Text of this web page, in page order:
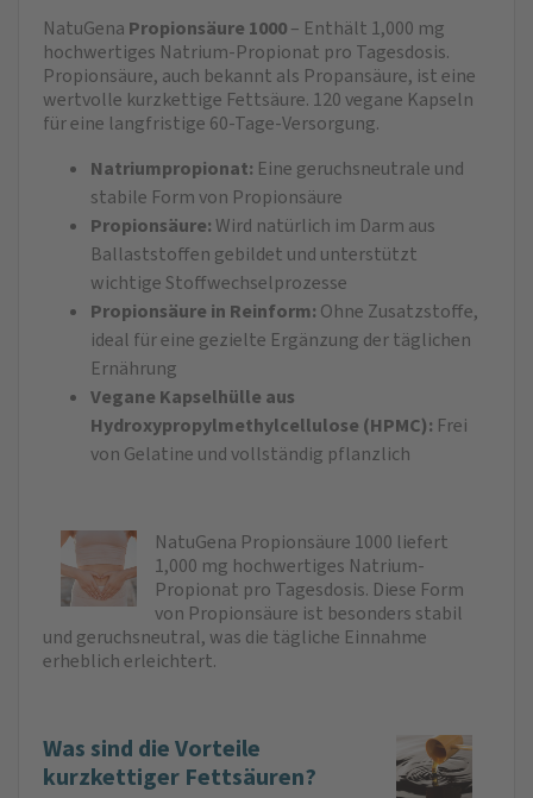
NatuGena Propionsäure 1000– Enthält 1,000 mg
hochwertiges Natrium-Propionat pro Tagesdosis.
Propionsäure, auch bekannt als Propansäure, ist eine
wertvolle kurzkettige Fettsäure. 120 vegane Kapseln
für eine langfristige 60-Tage-Versorgung.
Natriumpropionat: Eine geruchsneutrale und
stabile Form von Propionsäure
Propionsäure:Wird natürlich im Darm aus
Ballaststoffen gebildet und unterstützt
wichtige Stoffwechselprozesse
Propionsäure in Reinform: Ohne Zusatzstoffe,
ideal für eine gezielte Ergänzung der täglichen
Ernährung
Vegane Kapselhülle aus
Hydroxypropylmethylcellulose (HPMC): Frei
von Gelatine und vollständig pflanzlich
NatuGena Propionsäure 1000 liefert
1,000 mg hochwertiges Natrium-
Propionat pro Tagesdosis. Diese Form
von Propionsäure ist besonders stabil
und geruchsneutral, was die tägliche Einnahme
erheblich erleichtert.
Was sind die Vorteile
kurzkettiger Fettsäuren?